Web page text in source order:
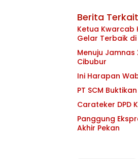
Berita Terkait
Ketua Kwarcab
Gelar Terbaik
Menuju
Cibubur
Ini Harapan
PT SCM
Carateker DPD
Panggung
Akhir Pekan